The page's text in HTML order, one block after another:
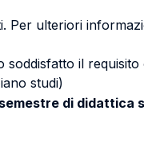
ulteriori
il
studi)
di didattica